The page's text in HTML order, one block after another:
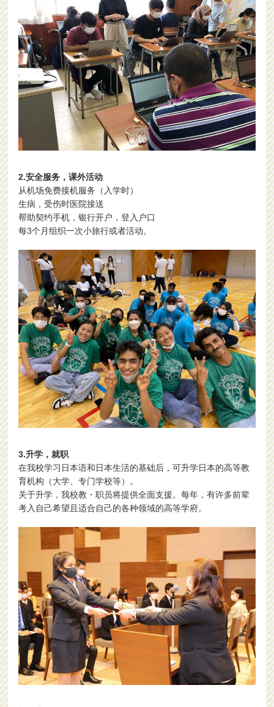
2.安全服务，课外活动
从机场免费接机服务（入学时）
生病，受伤时医院接送
帮助契约手机，银行开户，登入户口
每3个月组织一次小旅行或者活动。
3.升学，就职
在我校学习日本语和日本生活的基础后，可升学日本的高等教
育机构（大学、专门学校等）。
关于升学，我校教・职员将提供全面支援。每年，有许多前辈
考入自己希望且适合自己的各种领域的高等学府。